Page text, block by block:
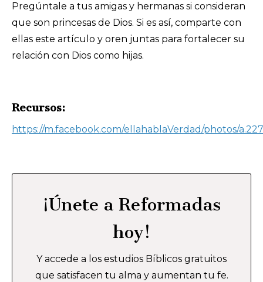
Pregúntale a tus amigas y hermanas si consideran
que son princesas de Dios. Si es así, comparte con
ellas este artículo y oren juntas para fortalecer su
relación con Dios como hijas.
Recursos:
https://m.facebook.com/ellahablaVerdad/photos/
¡Únete a Reformadas
hoy!
Y accede a los estudios Bíblicos gratuitos
que satisfacen tu alma y aumentan tu fe.